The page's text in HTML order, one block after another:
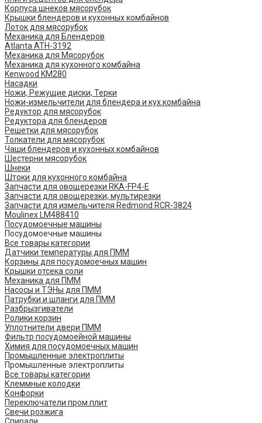
Корпуса шнеков мясорубок
Крышки блендеров и кухонных комбайнов
Лоток для мясорубок
Механика для Блендеров
Atlanta ATH-3192
Механика для Мясорубок
Механика для кухонного комбайна
Kenwood KM280
Насадки
Ножи, Режущие диски, Терки
Ножи-измельчители для блендера и кух.комбайна
Редуктор для мясорубок
Редуктора для блендеров
Решетки для мясорубок
Толкатели для мясорубок
Чаши блендеров и кухонных комбайнов
Шестерни мясорубок
Шнеки
Штоки для кухонного комбайна
Запчасти для овощерезки RKA-FP4-E
Запчасти для овощерезки, мультирезки
Запчасти для измельчителя Redmond RCR-3824
Moulinex LM488410
Посудомоечные машины
Посудомоечные машины
Все товары категории
Датчики температуры для ПММ
Корзины для посудомоечных машин
Крышки отсека соли
Механика для ПММ
Насосы и ТЭНы для ПММ
Патрубки и шланги для ПММ
Разбрызгиватели
Ролики корзин
Уплотнители двери ПММ
Фильтр посудомоейной машины
Химия для посудомоечных машин
Промышленные электроплиты
Промышленные электроплиты
Все товары категории
Клеммные колодки
Конфорки
Переключатели пром.плит
Свечи розжига
Спирали